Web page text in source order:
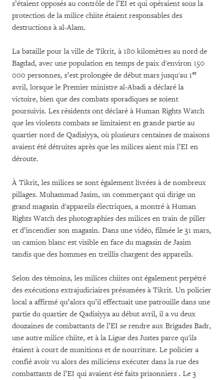
s’étaient opposés au contrôle de l’EI et qui opéraient sous la
protection de la milice chiite étaient responsables des
destructions à al-Alam.
La bataille pour la ville de Tikrit, à 180 kilomètres au nord de
Bagdad, avec une population en temps de paix d'environ 150
000 personnes, s’est prolongée de début mars jusqu'au 1er
avril, lorsque le Premier ministre al-Abadi a déclaré la
victoire, bien que des combats sporadiques se soient
poursuivis. Les résidents ont déclaré à Human Rights Watch
que les violents combats se limitaient en grande partie au
quartier nord de Qadisiyya, où plusieurs centaines de maisons
avaient été détruites après que les milices aient mis l’EI en
déroute.
À Tikrit, les milices se sont également livrées à de nombreux
pillages. Muhammad Jasim, un commerçant qui dirige un
grand magasin d'appareils électriques, a montré à Human
Rights Watch des photographies des milices en train de piller
et d’incendier son magasin. Dans une vidéo, filmée le 31 mars,
un camion blanc est visible en face du magasin de Jasim
tandis que des hommes en treillis chargent des appareils.
Selon des témoins, les milices chiites ont également perpétré
des exécutions extrajudiciaires présumées à Tikrit. Un policier
local a affirmé qu’alors qu’il effectuait une patrouille dans une
partie du quartier de Qadisiyya au début avril, il a vu deux
douzaines de combattants de l’EI se rendre aux Brigades Badr,
une autre milice chiite, et à la Ligue des Justes parce qu'ils
étaient à court de munitions et de nourriture. Le policier a
confié avoir vu alors des miliciens exécuter dans la rue des
combattants de l’EI qui avaient été faits prisonniers . Le 3